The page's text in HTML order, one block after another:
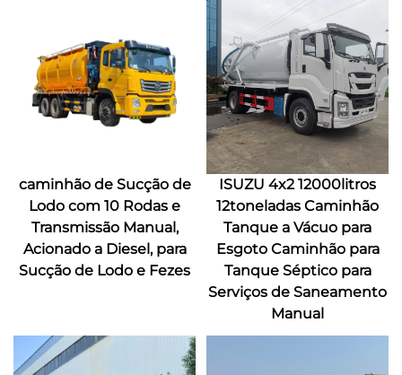
caminhão de Sucção de
Lodo com 10 Rodas e
Transmissão Manual,
Acionado a Diesel, para
Sucção de Lodo e Fezes
ISUZU 4x2 12000litros
12toneladas Caminhão
Tanque a Vácuo para
Esgoto Caminhão para
Tanque Séptico para
Serviços de Saneamento
Manual